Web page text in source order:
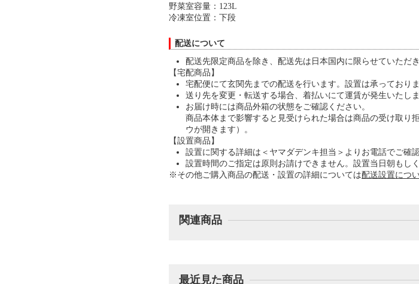
野菜室容量：123L
冷凍室位置：下段
配送について
配送先限定商品を除き、配送先は日本国内に限らせていただ
【宅配商品】
宅配便にて玄関先までの配送を行います。設置は承っておりま
送り先を変更・転送する場合、着払いにて運賃が発生いたし
お届け時には商品外箱の状態をご確認ください。
商品本体まで影響すると見受けられた場合は商品の受け取り
ウが開きます）。
【設置商品】
設置に関する詳細は＜ヤマダデンキ担当＞よりお電話でご確
設置時間のご指定は原則お請けできません。設置当日朝もし
※その他ご購入商品の配送・設置の詳細については配送設置につ
関連商品
最近見た商品